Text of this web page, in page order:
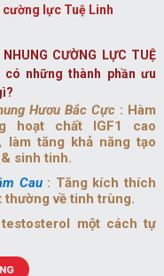
cường lực Tuệ Linh
CƯỜNG LỰC TUỆ
có những thành phần ưu
Hươu Bắc Cực: Hàm
hoạt chất IGF1 cao
làm tăng khả năng tạo
sinh tinh.
Cau: Tăng kích thích
thường về tinh trùng.
một cách tự